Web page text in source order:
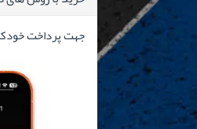
جهت پرداخت